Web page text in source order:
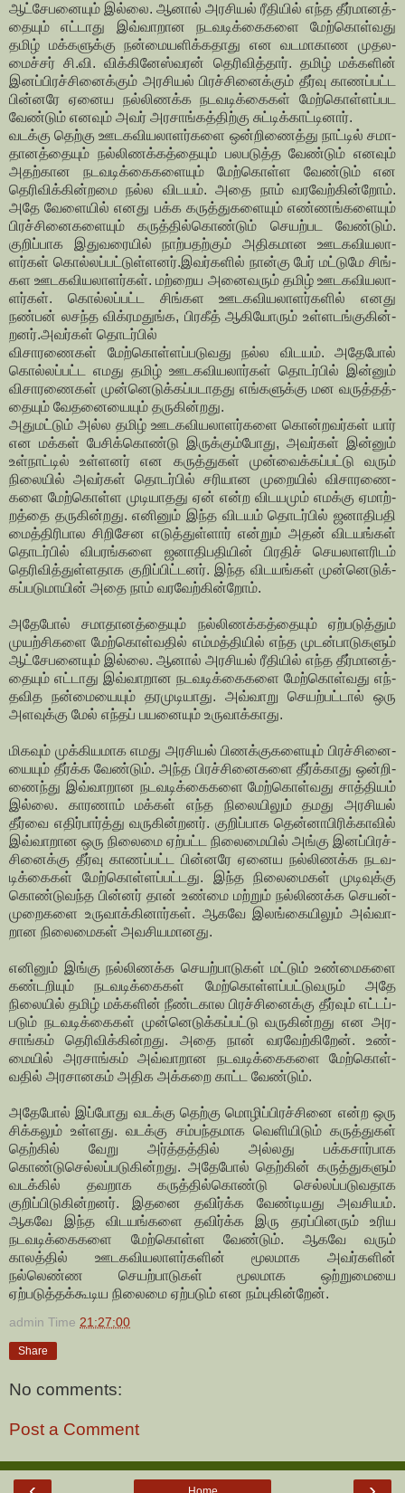
ஆட்­சே­ப­னையும் இல்லை. ஆனால் அர­சியல் ரீதியில் எந்த தீர்­மா­னத்­
தையும் எட்­டாது இவ்­வா­றான நட­வ­டிக்­கை­களை மேற்­கொள்­வது
தமிழ் மக்­க­ளுக்கு நன்­மை­ய­ளிக்­க­தாது என வட­மா­காண முத­ல­
மைச்சர் சி.வி. விக்­கி­னேஸ்­வரன் தெரி­வித்தார். தமிழ் மக்­களின்
இனப்­பி­ரச்­சி­னைக்கும் அர­சியல் பிரச்­சி­னைக்கும் தீர்வு காணப்­பட்ட
பின்­னரே ஏனைய நல்­லி­ணக்க நட­வ­டிக்­கைகள் மேற்­கொள்­ளப்­பட
வேண்டும் எனவும் அவர் அர­சாங்­கத்­திற்கு சுட்­டிக்­காட்­டினார்.
வடக்கு தெற்கு ஊட­க­வி­ய­லா­ளர்­களை ஒன்­றி­ணைத்து நாட்டில் சமா­
தா­னத்­தையும் நல்­லி­ணக்­கத்­தையும் பல­ப­டுத்த வேண்டும் எனவும்
அதற்­கான நட­வ­டிக்­கை­க­ளையும் மேற்­கொள்ள வேண்டும் என
தெரி­விக்­கின்­றமை நல்ல விடயம். அதை நாம் வர­வேற்­கின்றோம்.
அதே வேளையில் எனது பக்க கருத்­து­க­ளையும் எண்­ணங்­க­ளையும்
பிரச்­சி­னை­க­ளையும் கருத்­தில்­கொண்டும் செயற்­பட வேண்டும்.
குறிப்­பாக இது­வ­ரையில் நாற்­ப­தற்கும் அதி­க­மான ஊட­க­வி­ய­லா­
ளர்கள் கொல்­லப்­பட்­டுள்­ளனர்.இவர்­களில் நான்கு பேர் மட்­டுமே சிங்­
கள ஊட­க­வி­ய­லா­ளர்கள். மற்­றைய அனை­வரும் தமிழ் ஊட­க­வி­ய­லா­
ளர்கள். கொல்­லப்­பட்ட சிங்­கள ஊட­க­வி­ய­லா­ளர்­களில் எனது
நண்பன் லசந்த விக்­ர­ம­துங்க, பிரகீத் ஆகி­யோரும் உள்­ள­டங்­கு­கின்­
றனர்.அவர்கள் தொடர்பில்
விசா­ர­ணைகள் மேற்­கொள்­ளப்­ப­டு­வது நல்ல விடயம். அதேபோல்
கொல்­லப்­பட்ட எமது தமிழ் ஊட­க­வி­ய­லார்கள் தொடர்பில் இன்னும்
விசா­ர­ணைகள் முன்­னெ­டுக்­கப்­ப­டா­தது எங்­க­ளுக்கு மன வருத்­தத்­
தையும் வேத­னை­யையும் தரு­கின்­றது.
அது­மட்டும் அல்ல தமிழ் ஊட­க­வி­ய­லா­ளர்­களை கொன்­ற­வர்கள் யார்
என மக்கள் பேசிக்­கொண்டு இருக்­கும்­போது, அவர்கள் இன்னும்
உள்­நாட்டில் உள்­ளனர் என கருத்­துகள் முன்­வைக்­கப்­பட்டு வரும்
நிலையில் அவர்கள் தொடர்பில் சரி­யான முறையில் விசா­ர­ணை­
களை மேற்­கொள்ள முடி­யா­தது ஏன் என்ற விட­யமும் எமக்கு ஏமாற்­
றத்தை தரு­கின்­றது. எனினும் இந்த விடயம் தொடர்பில் ஜனா­தி­பதி
மைத்­தி­ரி­பால சிறி­சேன எடுத்­துள்ளார் என்றும் அதன் விட­யங்கள்
தொடர்பில் விப­ரங்­களை ஜனா­தி­ப­தியின் பிரதிச் செய­லா­ள­ரிடம்
தெரி­வித்­துள்­ள­தாக குறிப்­பிட்­டனர். இந்த விட­யங்கள் முன்­னெ­டுக்­
கப்­ப­டு­மாயின் அதை நாம் வர­வேற்­கின்றோம்.
அதேபோல் சமா­தா­னத்­தையும் நல்­லி­ணக்­கத்­தையும் ஏற்­ப­டுத்தும்
முயற்­சி­களை மேற்­கொள்­வதில் எம்­மத்­தியில் எந்த முடன்­பா­டு­களும்
ஆட்­சே­ப­னையும் இல்லை. ஆனால் அர­சியல் ரீதியில் எந்த தீர்­மா­னத்­
தையும் எட்­டாது இவ்­வா­றான நட­வ­டிக்­கை­களை மேற்­கொள்­வது எந்­
த­வித நன்­மை­யையும் தர­மு­டி­யாது. அவ்­வாறு செயற்­பட்டால் ஒரு
அள­வுக்கு மேல் எந்தப் பய­னையும் உரு­வாக்­காது.
மிகவும் முக்­கி­ய­மாக எமது அர­சியல் பிணக்­கு­க­ளையும் பிரச்­சி­னை­
யையும் தீர்க்க வேண்டும். அந்த பிரச்­சி­னை­களை தீர்க்­காது ஒன்­றி­
ணைந்து இவ்­வா­றான நட­வ­டிக்­கை­களை மேற்­கொள்­வது சாத்­தியம்
இல்லை. காரணாம் மக்கள் எந்த நிலை­யிலும் தமது அர­சியல்
தீர்வை எதிர்­பார்த்து வரு­கின்­றனர். குறிப்­பாக தென்­னா­பி­ரிக்­காவில்
இவ்­வா­றான ஒரு நிலைமை ஏற்­பட்ட நிலை­மையில் அங்கு இனப்­பி­ரச்­
சி­னைக்கு தீர்வு காணப்­பட்ட பின்­னரே ஏனைய நல்­லி­ணக்க நட­வ­
டிக்­கைகள் மேற்­கொள்­ளப்­பட்­டது. இந்த நிலை­மைகள் முடி­வுக்கு
கொண்­டு­வந்த பின்னர் தான் உண்மை மற்றும் நல்­லி­ணக்க செயன்­
மு­றை­களை உரு­வாக்­கி­னார்கள். ஆகவே இலங்­கை­யிலும் அவ்­வா­
றான நிலை­மைகள் அவ­சி­ய­மா­னது.
எனினும் இங்கு நல்­லி­ணக்க செயற்­பா­டுகள் மட்டும் உண்­மை­களை
கண்­ட­றியும் நட­வ­டிக்­கைகள் மேற்­கொள்­ளப்­பட்­டு­வரும் அதே
நிலையில் தமிழ் மக்­களின் நீண்­ட­கால பிரச்­சி­னைக்கு தீர்வும் எட்­டப்­
படும் நட­வ­டிக்­கைகள் முன்­னெ­டுக்­கப்­பட்டு வரு­கின்­றது என அர­
சாங்கம் தெரி­விக்­கின்­றது. அதை நான் வர­வேற்­கிறேன். உண்­
மையில் அர­சாங்கம் அவ்­வா­றான நட­வ­டிக்­கை­களை மேற்­கொள்­
வதில் அர­சா­னகம் அதிக அக்­கறை காட்ட வேண்டும்.
அதேபோல் இப்போது வடக்கு தெற்கு மொழிப்பிரச்சினை என்ற ஒரு
சிக்கலும் உள்ளது. வடக்கு சம்பந்தமாக வெளியிடும் கருத்துகள்
தெற்கில் வேறு அர்த்தத்தில் அல்லது பக்கசார்பாக
கொண்டுசெல்லப்படுகின்றது. அதேபோல் தெற்கின் கருத்துகளும்
வடக்கில் தவறாக கருத்தில்கொண்டு செல்லப்படுவதாக
குறிப்பிடுகின்றனர். இதனை தவிர்க்க வேண்டியது அவசியம்.
ஆகவே இந்த விடயங்களை தவிர்க்க இரு தரப்பினரும் உரிய
நடவடிக்கைகளை மேற்கொள்ள வேண்டும். ஆகவே வரும்
காலத்தில் ஊடகவியலாளர்களின் மூலமாக அவர்களின்
நல்லெண்ண செயற்பாடுகள் மூலமாக ஒற்றுமையை
ஏற்படுத்தக்கூடிய நிலைமை ஏற்படும் என நம்புகின்றேன்.
admin Time 21:27:00
Share
No comments:
Post a Comment